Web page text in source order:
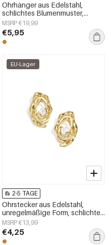
Ohrhänger aus Edelstahl,
schlichtes Blumenmuster,
schlichte Alltags-Serie,
Damenschmuck
MSRP €19,99
€5,95
EU-Lager
2-5 TAGE
Ohrstecker aus Edelstahl,
unregelmäßige Form, schlichte
Alltags-Serie, Damenschmuck
MSRP €13,99
€4,25